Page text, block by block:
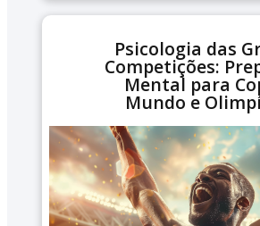
Psicologia das
Competições:
Mental para
Mundo e